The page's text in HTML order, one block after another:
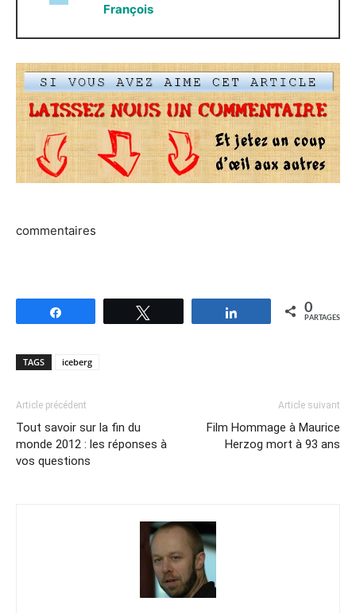
François
commentaires
Partagez 0
PARTAGES
TAGS iceberg
Article précédent
Tout savoir sur la fin du
monde 2012 : les réponses à
vos questions
Article suivant
Film Hommage à Maurice
Herzog mort à 93 ans